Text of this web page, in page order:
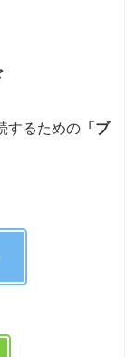
するための 「 ブ